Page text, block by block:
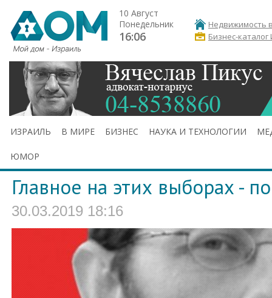
10 Август
Понедельник
16:06
Недвижимость
Бизнес-каталог
ИЗРАИЛЬ В МИРЕ БИЗНЕС НАУКА И ТЕХНОЛОГИИ
ЮМОР
Главное на этих выборах -
30.03.2019 18:16